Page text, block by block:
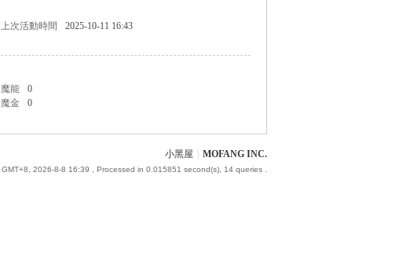
上次活動時間
2025-10-11 16:43
魔能
0
魔金 0
小黑屋 MOFANG INC.
GMT+8, 2026-8-8 16:39 , Processed in 0.015851 second(s), 14 queries .